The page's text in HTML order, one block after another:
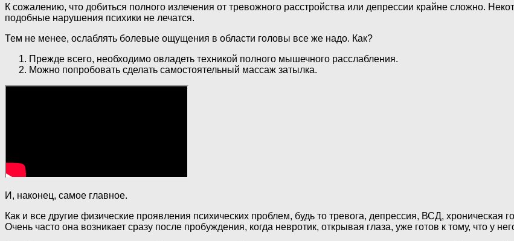
К сожалению, что добиться полного излечения от тревожного расстройства или депрессии крайне сложно.
подобные нарушения психики не лечатся.
Тем не менее, ослаблять болевые ощущения в области головы все же надо. Как?
Прежде всего, необходимо овладеть техникой полного мышечного расслабления.
Можно попробовать сделать самостоятельный массаж затылка.
И, наконец, самое главное.
Как и все другие физические проявления психических проблем, будь то тревога, депрессия, ВСД,
Очень часто она возникает сразу после пробуждения, когда невротик, открывая глаза, уже готов к тому, что у